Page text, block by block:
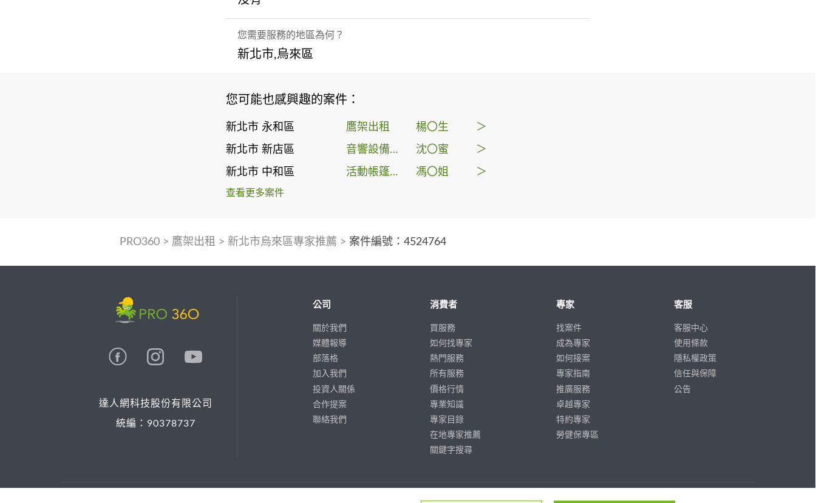
您需要服務的地區為何？
新北市,烏來區
您可能也感興趣的案件：
新北市 永和區 鷹架出租 楊〇生 ＞
新北市 新店區 音響設備租賃 沈〇蜜 ＞
新北市 中和區 活動帳篷出租 馮〇姐 ＞
查看更多案件
PRO360> 鷹架出租 > 新北市烏來區專家推薦 > 案件編號：4524764
達人網科技股份有限公司
統編：90378737
公司
關於我們
媒體報導
部落格
加入我們
投資人關係
合作提案
聯絡我們
消費者
買服務
如何找專家
熱門服務
所有服務
價格行情
專業知識
專家目錄
在地專家推薦
關鍵字搜尋
專家
找案件
成為專家
如何接案
專家指南
推廣服務
卓越專家
特約專家
勞健保專區
客服
客服中心
使用條款
隱私權政策
信任與保障
公告